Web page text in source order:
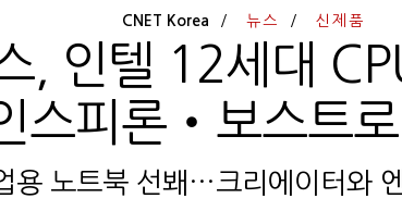
CNET Korea 뉴스 신제품
, 인텔 12세대
스피론‧보스트
노트북 선봬…크리에이터와